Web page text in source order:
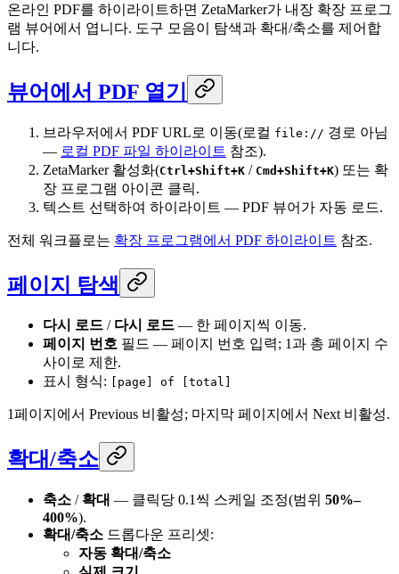
온라인 PDF를 하이라이트하면 ZetaMarker가 내장 확장 프로그
램 뷰어에서 엽니다. 도구 모음이 탐색과 확대/축소를 제어합
니다.
뷰어에서 PDF 열기
브라우저에서 PDF URL로 이동(로컬 file:// 경로 아님
— 로컬 PDF 파일 하이라이트 참조).
ZetaMarker 활성화(Ctrl+Shift+K / Cmd+Shift+K) 또는 확
장 프로그램 아이콘 클릭.
텍스트 선택하여 하이라이트 — PDF 뷰어가 자동 로드.
전체 워크플로는 확장 프로그램에서 PDF 하이라이트 참조.
페이지 탐색
다시 로드 / 다시 로드 — 한 페이지씩 이동.
페이지 번호 필드 — 페이지 번호 입력; 1과 총 페이지 수
사이로 제한.
표시 형식:
[page] of [total]
1페이지에서 Previous 비활성; 마지막 페이지에서 Next 비활성.
확대/축소
축소 / 확대 — 클릭당 0.1씩 스케일 조정(범위 50%–
400%).
확대/축소 드롭다운 프리셋:
자동 확대/축소